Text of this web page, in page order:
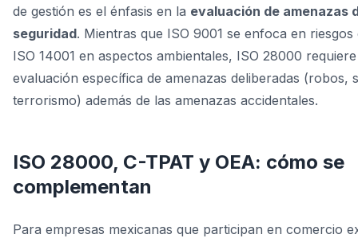
de gestión es el énfasis en la evaluación de amenazas
seguridad. Mientras que ISO 9001 se enfoca en riesgos
ISO 14001 en aspectos ambientales, ISO 28000
evaluación específica de amenazas deliberadas (robos,
terrorismo) además de las amenazas accidentales.
ISO 28000, C-TPAT y OEA: cómo se
complementan
Para empresas mexicanas que participan en comercio